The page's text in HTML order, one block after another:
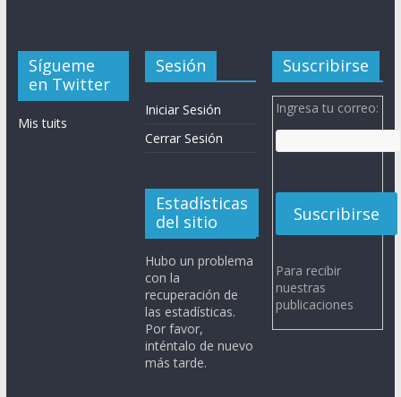
Sígueme
en Twitter
Mis tuits
Sesión
Iniciar Sesión
Cerrar Sesión
Estadísticas
del sitio
Hubo un problema
con la
recuperación de
las estadísticas.
Por favor,
inténtalo de nuevo
más tarde.
Suscribirse
Ingresa tu correo:
Para recibir
nuestras
publicaciones